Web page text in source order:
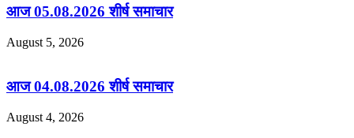
आज 05.08.2026 शीर्ष समाचार
August 5, 2026
आज 04.08.2026 शीर्ष समाचार
August 4, 2026